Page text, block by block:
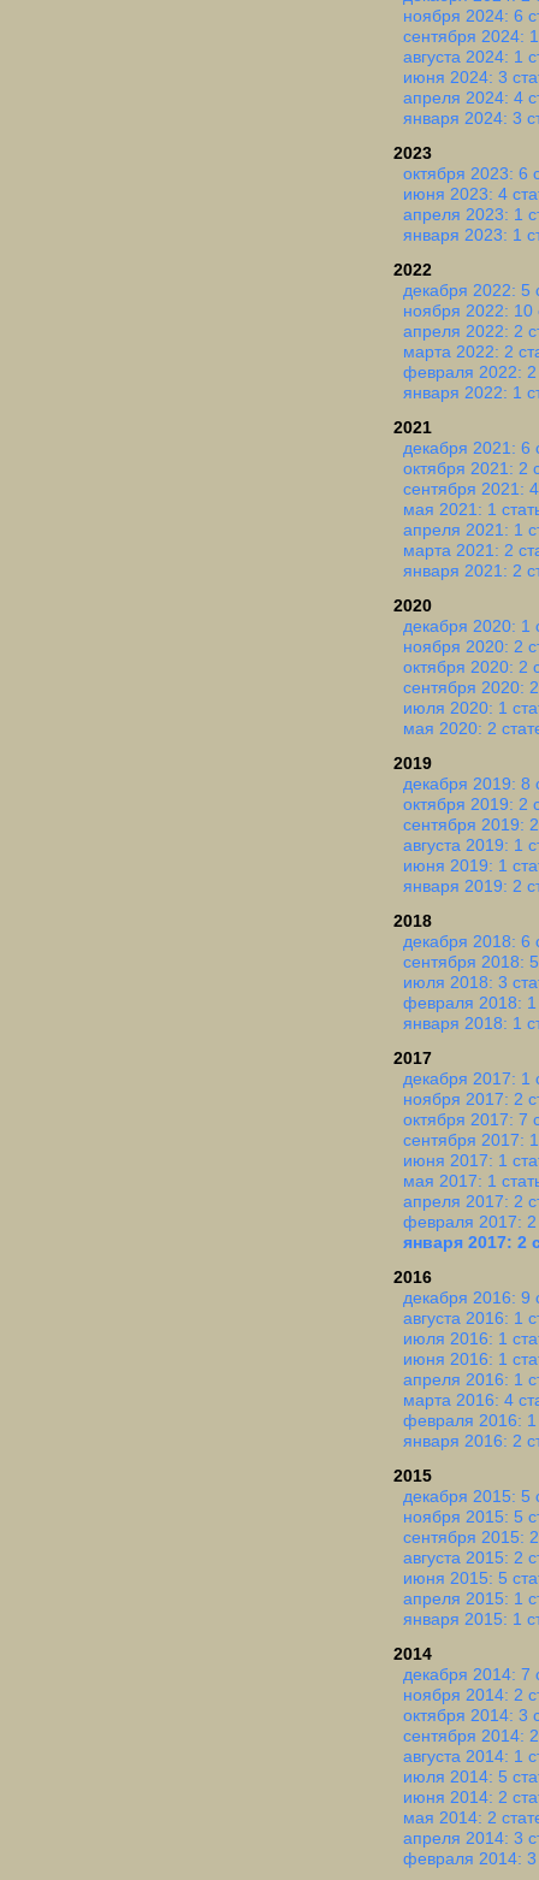
ноября 2024: 6
сентября 2024:
августа 2024: 1
июня 2024: 3
апреля 2024: 4
января 2024: 3
2023
октября 2023: 6
июня 2023: 4
апреля 2023: 1
января 2023: 1
2022
декабря 2022: 5
ноября 2022: 10
апреля 2022: 2
марта 2022: 2
февраля 2022: 2
января 2022: 1
2021
декабря 2021: 6
октября 2021: 2
сентября 2021:
мая 2021: 1
апреля 2021: 1
марта 2021: 2
января 2021: 2
2020
декабря 2020: 1
ноября 2020: 2
октября 2020: 2
сентября 2020:
июля 2020: 1
мая 2020: 2
2019
декабря 2019: 8
октября 2019: 2
сентября 2019:
августа 2019: 1
июня 2019: 1
января 2019: 2
2018
декабря 2018: 6
сентября 2018:
июля 2018: 3
февраля 2018: 1
января 2018: 1
2017
декабря 2017: 1
ноября 2017: 2
октября 2017: 7
сентября 2017:
июня 2017: 1
мая 2017: 1
апреля 2017: 2
февраля 2017: 2
января 2017: 2
2016
декабря 2016: 9
августа 2016: 1
июля 2016: 1
июня 2016: 1
апреля 2016: 1
марта 2016: 4
февраля 2016: 1
января 2016: 2
2015
декабря 2015: 5
ноября 2015: 5
сентября 2015:
августа 2015: 2
июня 2015: 5
апреля 2015: 1
января 2015: 1
2014
декабря 2014: 7
ноября 2014: 2
октября 2014: 3
сентября 2014:
августа 2014: 1
июля 2014: 5
июня 2014: 2
мая 2014: 2
апреля 2014: 3
февраля 2014: 3